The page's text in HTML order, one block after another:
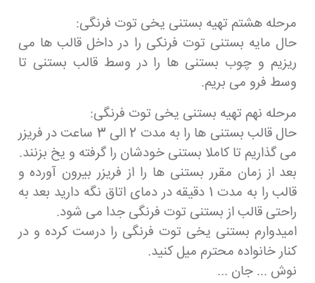
مرحله هشتم تهیه بستنی یخی توت فرنگی:
حال مایه بستنی توت فرنکی را در داخل قالب ها می
ریزیم و چوب بستنی ها را در وسط قالب بستنی تا
وسط فرو می بریم.
مرحله نهم تهیه بستنی یخی توت فرنگی:
حال قالب بستنی ها را به مدت 2 الی 3 ساعت در فریزر
می گذاریم تا کاملا بستنی خودشان را گرفته و یخ بزنند.
بعد از زمان مقرر بستنی ها را از فریزر بیرون آورده و
قالب را به مدت 1 دقیقه در دمای اتاق نگه دارید بعد به
راحتی قالب از بستنی توت فرنگی جدا می شود.
امیدوارم بستنی یخی توت فرنگی را درست کرده و در
کنار خانواده محترم میل کنید.
نوش ... جان ...